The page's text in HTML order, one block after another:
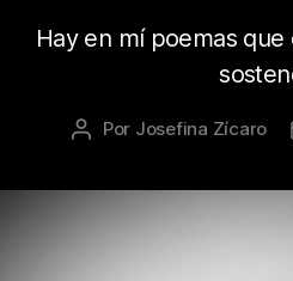
Hay en mí poemas
Autor
Por Josefina Zícaro